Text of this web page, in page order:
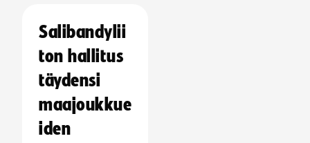
Salibandylii
ton hallitus
täydensi
maajoukkue
iden